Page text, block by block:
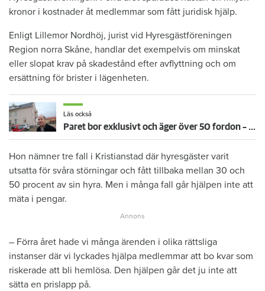
kronor i kostnader åt medlemmar som fått juridisk hjälp.
Enligt Lillemor Nordhöj, jurist vid Hyresgästföreningen
Region norra Skåne, handlar det exempelvis om minskat
eller slopat krav på skadestånd efter avflyttning och om
ersättning för brister i lägenheten.
Läs också
Paret bor exklusivt och äger över 50 fordon – men deras hyresgäst Stirling fryser och fångar möss med kepsen
Hon nämner tre fall i Kristianstad där hyresgäster varit
utsatta för svåra störningar och fått tillbaka mellan 30 och
50 procent av sin hyra. Men i många fall går hjälpen inte att
mäta i pengar.
– Förra året hade vi många ärenden i olika rättsliga
instanser där vi lyckades hjälpa medlemmar att bo kvar som
riskerade att bli hemlösa. Den hjälpen går det ju inte att
sätta en prislapp på.